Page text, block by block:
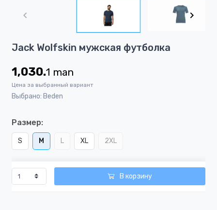
1
3
Jack Wolfskin мужская футболка
1,030.1 man
Цена за выбранный вариант
Выбрано: Beden
Размер:
S M L XL 2XL
В корзину